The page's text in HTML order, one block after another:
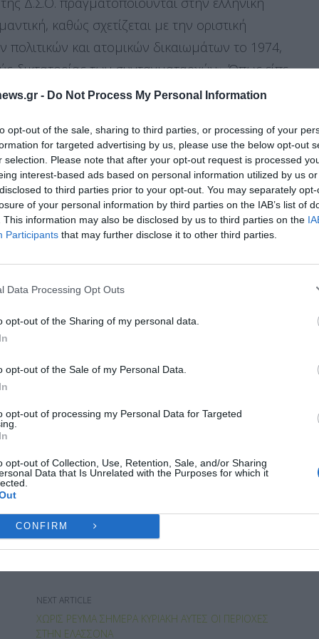
- Do Not Process My Personal Information
opt-out of the sale, sharing to third parties, or processing of your
for targeted advertising by us, please use the below opt-out
selection. Please note that after your opt-out request is processed
interest-based ads based on personal information utilized by us
to third parties prior to your opt-out. You may separately
of your personal information by third parties on the IAB’s list of
This information may also be disclosed by us to third parties on the
Participants that may further disclose it to other third parties.
Data Processing Opt Outs
opt-out of the Sharing of my personal data.
opt-out of the Sale of my Personal Data.
opt-out of processing my Personal Data for Targeted
opt-out of Collection, Use, Retention, Sale, and/or Sharing
Data that Is Unrelated with the Purposes for which it
CONFIRM
Διαχείριση Συγκατάθεσης
την καλύτερη εμπειρία, χρησιμοποιούμε τεχνολογίες όπως cookies για
θα μας επιτρέψει να επεξεργαστούμε δεδομένα προσωπικού
ή η ανάκληση της συγκατάθεσης, μπορεί να επηρεάσει
λειτουργίες και δυνατότητες.
ΔΕΝ ΑΠΟΔΈΧΟΜΑΙ ΠΡΟΒΟΛΉ
καθώς σχετίζεται με την οριστική
και ατομικών δικαιωμάτων το 1974,
δικτατορίας των συνταγματαρχών». Όπως είπε
μιας μακράς περιόδου ενίσχυσης των
ατομικών ελευθεριών, που συνδυάστηκε με τη
χρόνια, που μετεξελίχθηκε σε Ε.Ε.».
Κύπρο
ότι «δυστυχώς τις ημέρες αυτές του 1974
στρατού στην Κυπριακή Δημοκρατία, που
αγνοούμενους, καταστροφές και την
μέχρι σήμερα. Αυτό το έγκλημα κατά της
από τη σημερινή τουρκική ηγεσία να
σε κάθε έννοια του διεθνούς δικαίου και της
με τον εποικισμό της περίκλειστης
λύσης του Κυπριακού».
on X
ΜΕΤΑΠΟΛΙΤΕΥΣΗ
NEXT ARTICLE
ΧΩΡΊΣ ΡΕΎΜΑ ΣΉΜΕΡΑ ΚΥΡΙΑΚΉ ΑΥΤΈΣ ΟΙ ΠΕΡΙΟΧΈΣ
ΣΤΗΝ ΕΛΑΣΣΌΝΑ